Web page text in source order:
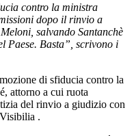
contro la ministra
dopo il rinvio a
salvando Santanchè
Paese. Basta”, scrivono i
di sfiducia contro la
attorno a cui ruota
del rinvio a giudizio con
.